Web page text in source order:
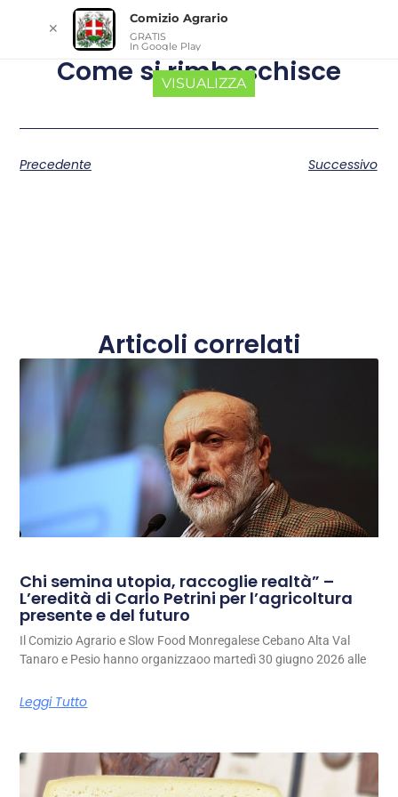
Come si rimboschisce
Precedente Successivo
Articoli correlati
Chi semina utopia, raccoglie realtà” –
L’eredità di Carlo Petrini per l’agricoltura
presente e del futuro
Il Comizio Agrario e Slow Food Monregalese Cebano Alta Val
Tanaro e Pesio hanno organizzaoo martedì 30 giugno 2026 alle
Leggi Tutto
✕
Comizio Agrario
GRATIS
In Google Play
VISUALIZZA